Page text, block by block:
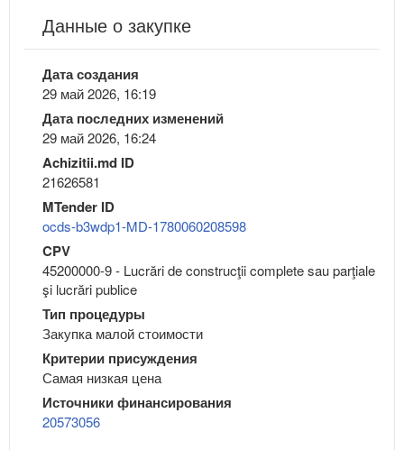
Данные о закупке
Дата создания
29 май 2026, 16:19
Дата последних изменений
29 май 2026, 16:24
Achizitii.md ID
21626581
MTender ID
ocds-b3wdp1-MD-1780060208598
CPV
45200000-9 - Lucrări de construcţii complete sau parţiale
şi lucrări publice
Тип процедуры
Закупка малой стоимости
Критерии присуждения
Самая низкая цена
Источники финансирования
20573056